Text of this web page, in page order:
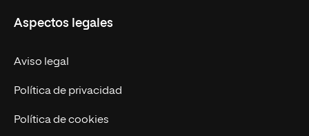
Trabaja en UNIR
Actualidad UNIR
Contáctanos
Aspectos legales
Aviso legal
Política de privacidad
Política de cookies